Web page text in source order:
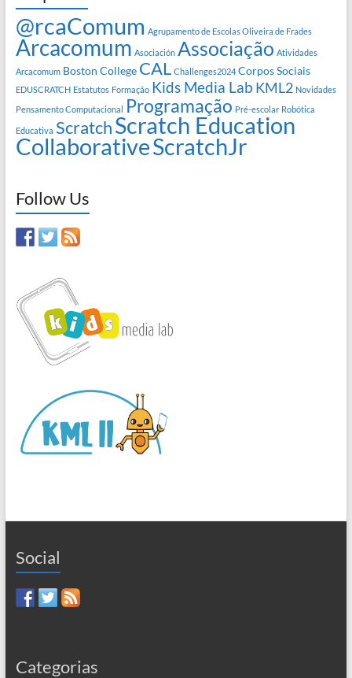
@rcaComum Agrupamento de Escolas Oliveira de Frades
Arcacomum Asociación Associação Atividades
Arcacomum Boston College CAL Challenges2024 Corpos Sociais
EDUSCRATCH Estatutos Formação Kids Media Lab KML2 Novidades
Pensamento Computacional
Programação Pré-escolar Robótica
Educativa ScratchScratch Education
CollaborativeScratchJr
Follow Us
Social
Categorias